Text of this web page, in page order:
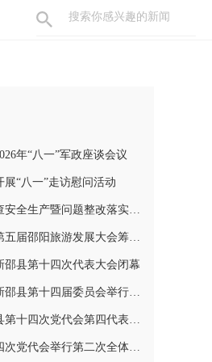
年“八一”军政座谈会议
展“八一”走访慰问活动
全生产暨问题整改落实工作
邵阳旅游发展大会筹备工作调度会
邵县第十四次代表大会闭幕
十四届委员会举行第一次全体会议
四次党代会第四代表团分组讨论
党代会举行第二次全体会议